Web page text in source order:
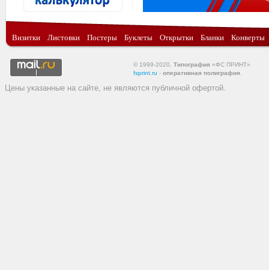
Визитки Листовки Постеры Буклеты Открытки Бланки Конверты
© 1999-2020, Типография «ФС ПРИНТ»
fsprint.ru - оперативная полиграфия
Цены указанные на сайте, не являются публичной офертой.